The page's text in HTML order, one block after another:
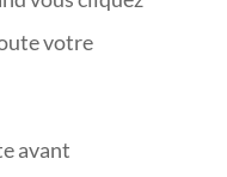
votre
avant